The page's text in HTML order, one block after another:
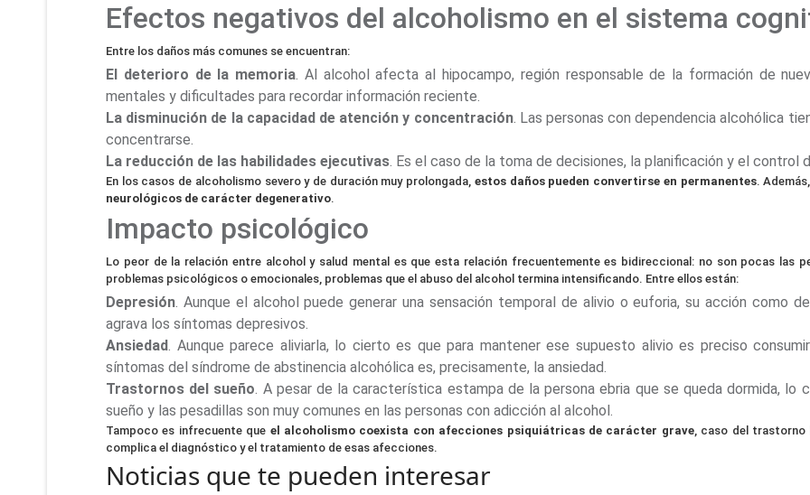
Efectos negativos del alcoholismo en el sistema
Entre los daños más comunes se encuentran:
El deterioro de la memoria. Al alcohol afecta al hipocampo, región responsable de la formación de
mentales y dificultades para recordar información reciente.
La disminución de la capacidad de atención y concentración. Las personas con dependencia alcohólica
concentrarse.
La reducción de las habilidades ejecutivas. Es el caso de la toma de decisiones, la planificación y el control
En los casos de alcoholismo severo y de duración muy prolongada, estos daños pueden convertirse en permanentes.
neurológicos de carácter degenerativo.
Impacto psicológico
Lo peor de la relación entre alcohol y salud mental es que esta relación frecuentemente es bidireccional: no son pocas las
problemas psicológicos o emocionales, problemas que el abuso del alcohol termina intensificando. Entre ellos están:
Depresión. Aunque el alcohol puede generar una sensación temporal de alivio o euforia, su acción como
agrava los síntomas depresivos.
Ansiedad. Aunque parece aliviarla, lo cierto es que para mantener ese supuesto alivio es preciso
síntomas del síndrome de abstinencia alcohólica es, precisamente, la ansiedad.
Trastornos del sueño. A pesar de la característica estampa de la persona ebria que se queda dormida, lo
sueño y las pesadillas son muy comunes en las personas con adicción al alcohol.
Tampoco es infrecuente que el alcoholismo coexista con afecciones psiquiátricas de carácter grave, caso del trastorno
complica el diagnóstico y el tratamiento de esas afecciones.
Noticias que te pueden interesar